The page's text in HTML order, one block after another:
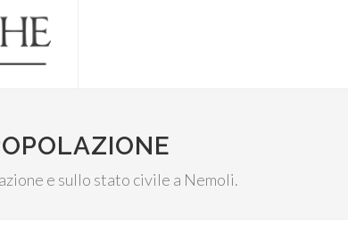
e sullo stato civile a Nemoli.